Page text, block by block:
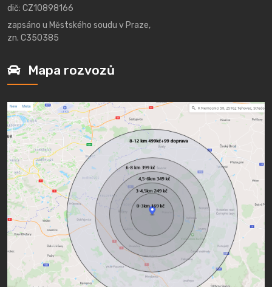
dič: CZ10898166
zapsáno u Městského soudu v Praze,
zn. C350385
Mapa rozvozů